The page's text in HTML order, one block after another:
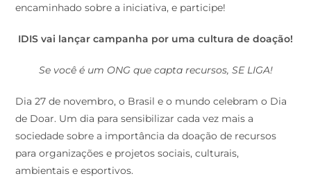
encaminhado sobre a iniciativa, e participe!
IDIS vai lançar campanha por uma cultura de doação!
Se você é um ONG que capta recursos, SE LIGA!
Dia 27 de novembro, o Brasil e o mundo celebram o Dia
de Doar. Um dia para sensibilizar cada vez mais a
sociedade sobre a importância da doação de recursos
para organizações e projetos sociais, culturais,
ambientais e esportivos.